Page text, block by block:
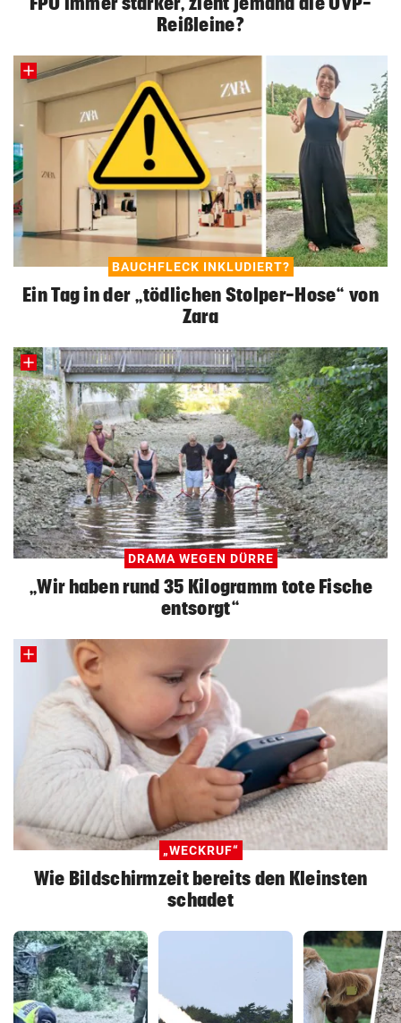
Reißleine?
BAUCHFLECK INKLUDIERT?
Ein Tag in der „tödlichen Stolper-Hose“ von
Zara
DRAMA WEGEN DÜRRE
„Wir haben rund 35 Kilogramm tote Fische
entsorgt“
„WECKRUF“
Wie Bildschirmzeit bereits den Kleinsten
schadet